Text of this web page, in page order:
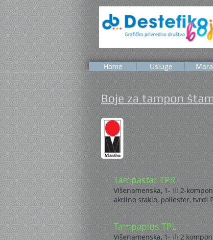
Home Usluge
Boje za tampon
Tampastar TPR
Višenamenska, 1- ili 2-
akrilno staklo, poliester, tvrdi
Tampaplus TPL
Višenamenska, 1- ili 2